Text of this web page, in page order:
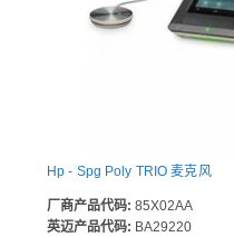
Hp - Spg Poly TRIO 麦克风
厂商产品代码: 85X02AA
英迈产品代码: BA29220